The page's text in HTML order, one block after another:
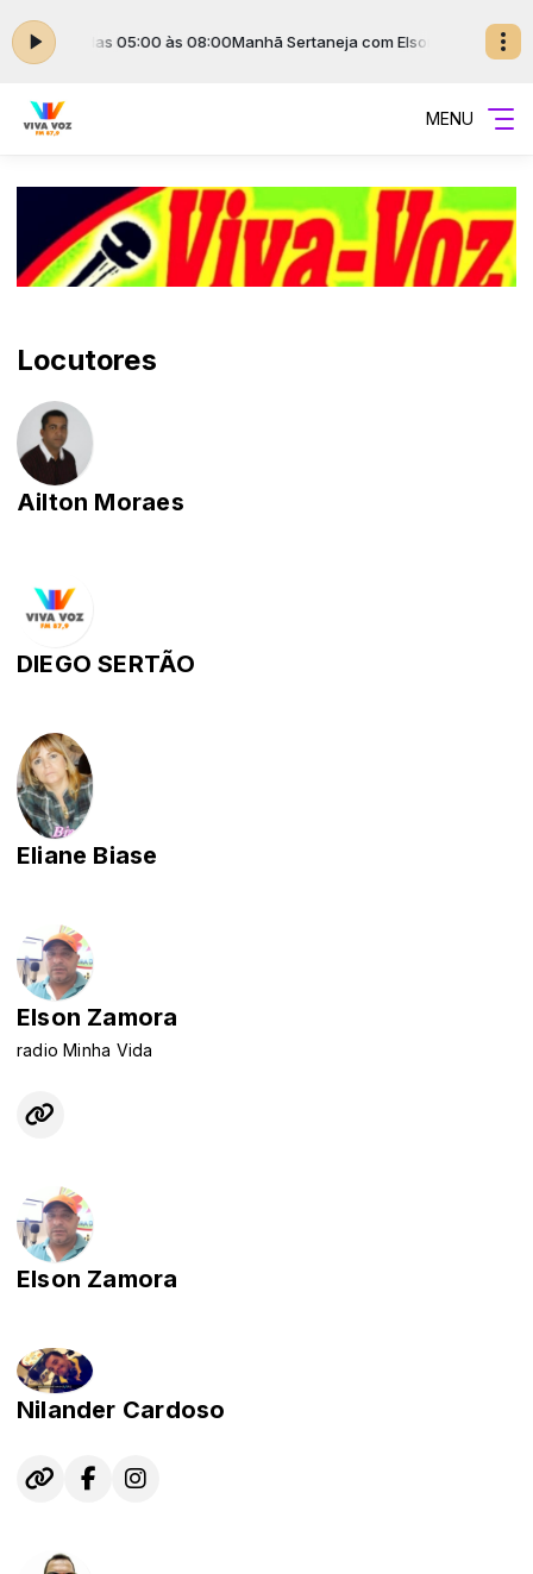
Zamora das 05:00 às 08:00Manhã Sertaneja com Elson Zamora das
MENU
Locutores
Ailton Moraes
DIEGO SERTÃO
Eliane Biase
Elson Zamora
radio Minha Vida
Elson Zamora
Nilander Cardoso